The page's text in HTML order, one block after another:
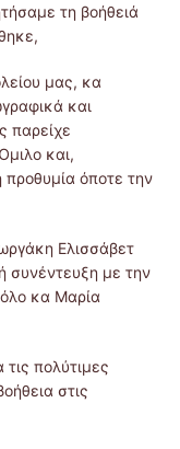
τη βοήθειά
μας, κα
και
παρείχε
και,
όποτε την
Ελισσάβετ
συνέντευξη με την
κα Μαρία
πολύτιμες
στις